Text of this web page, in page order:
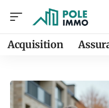
Acquisition